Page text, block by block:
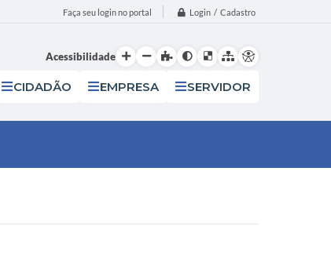
Faça seu login no portal Login / Cadastro
Acessibilidade
CIDADÃO EMPRESA SERVIDOR